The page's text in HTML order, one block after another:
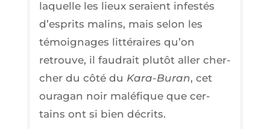
laquelle les lieux seraient infes­tés
d’es­prits malins, mais selon les
témoi­gnages lit­té­raires qu’on
retrouve, il fau­drait plu­tôt aller cher­
cher du côté du Kara-Buran, cet
oura­gan noir malé­fique que cer­
tains ont si bien décrits.